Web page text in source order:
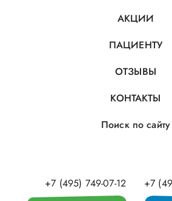
АКЦИИ
ПАЦИЕНТУ
ОТЗЫВЫ
КОНТАКТЫ
Поиск по сайту
+7 (495) 749-07-12 +7